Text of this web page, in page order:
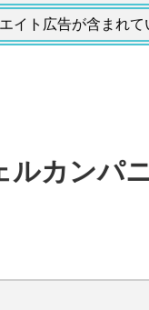
イト広告が含まれて
ルカンパ